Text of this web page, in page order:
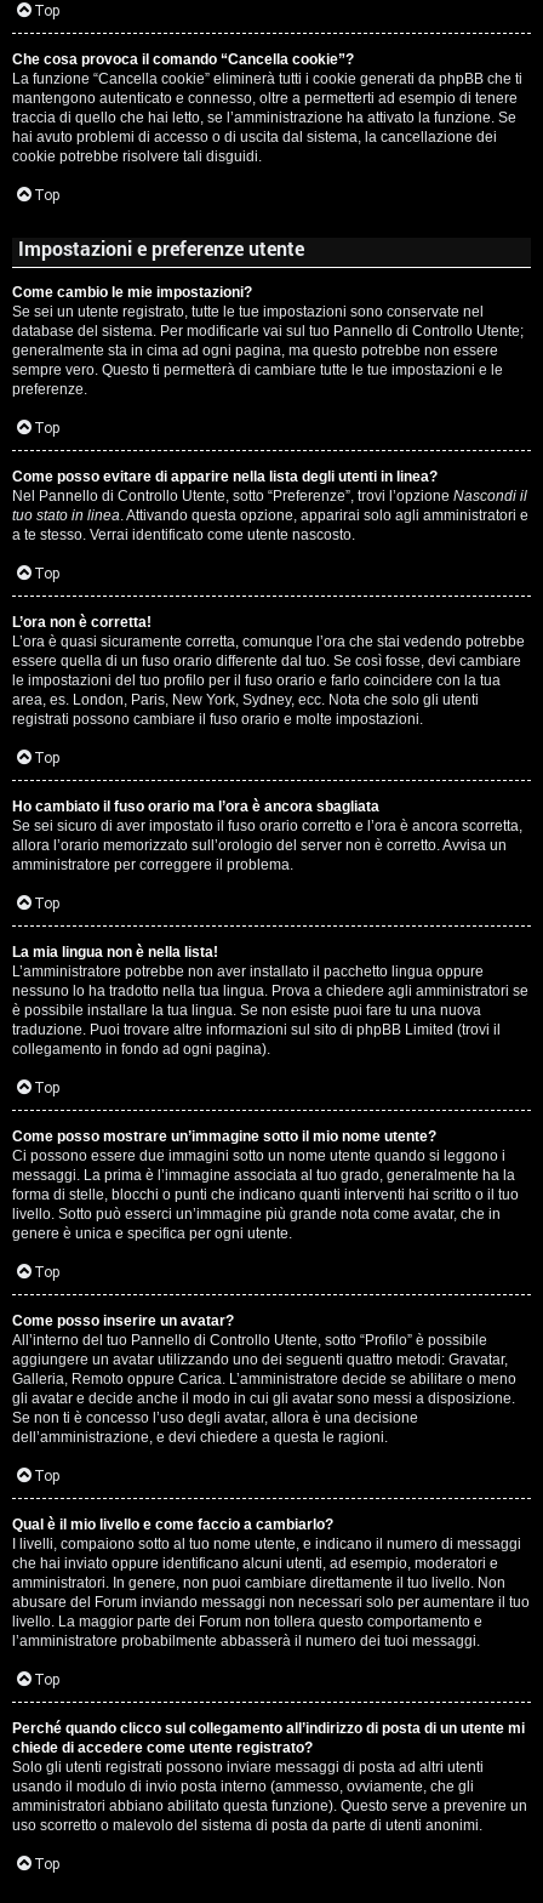
i
v
i
e
r
c
a
F
A
Q
Top
Che cosa provoca il comando “Cancella cookie”?
La funzione “Cancella cookie” eliminerà tutti i cookie generati da phpBB che ti
mantengono autenticato e connesso, oltre a permetterti ad esempio di tenere
traccia di quello che hai letto, se l’amministrazione ha attivato la funzione. Se
hai avuto problemi di accesso o di uscita dal sistema, la cancellazione dei
cookie potrebbe risolvere tali disguidi.
Top
Impostazioni e preferenze utente
Come cambio le mie impostazioni?
Se sei un utente registrato, tutte le tue impostazioni sono conservate nel
database del sistema. Per modificarle vai sul tuo Pannello di Controllo Utente;
generalmente sta in cima ad ogni pagina, ma questo potrebbe non essere
sempre vero. Questo ti permetterà di cambiare tutte le tue impostazioni e le
preferenze.
Top
Come posso evitare di apparire nella lista degli utenti in linea?
Nel Pannello di Controllo Utente, sotto “Preferenze”, trovi l’opzione Nascondi il
tuo stato in linea. Attivando questa opzione, apparirai solo agli amministratori e
a te stesso. Verrai identificato come utente nascosto.
Top
L’ora non è corretta!
L’ora è quasi sicuramente corretta, comunque l’ora che stai vedendo potrebbe
essere quella di un fuso orario differente dal tuo. Se così fosse, devi cambiare
le impostazioni del tuo profilo per il fuso orario e farlo coincidere con la tua
area, es. London, Paris, New York, Sydney, ecc. Nota che solo gli utenti
registrati possono cambiare il fuso orario e molte impostazioni.
Top
Ho cambiato il fuso orario ma l’ora è ancora sbagliata
Se sei sicuro di aver impostato il fuso orario corretto e l’ora è ancora scorretta,
allora l’orario memorizzato sull’orologio del server non è corretto. Avvisa un
amministratore per correggere il problema.
Top
La mia lingua non è nella lista!
L’amministratore potrebbe non aver installato il pacchetto lingua oppure
nessuno lo ha tradotto nella tua lingua. Prova a chiedere agli amministratori se
è possibile installare la tua lingua. Se non esiste puoi fare tu una nuova
traduzione. Puoi trovare altre informazioni sul sito di phpBB Limited (trovi il
collegamento in fondo ad ogni pagina).
Top
Come posso mostrare un’immagine sotto il mio nome utente?
Ci possono essere due immagini sotto un nome utente quando si leggono i
messaggi. La prima è l’immagine associata al tuo grado, generalmente ha la
forma di stelle, blocchi o punti che indicano quanti interventi hai scritto o il tuo
livello. Sotto può esserci un’immagine più grande nota come avatar, che in
genere è unica e specifica per ogni utente.
Top
Come posso inserire un avatar?
All’interno del tuo Pannello di Controllo Utente, sotto “Profilo” è possibile
aggiungere un avatar utilizzando uno dei seguenti quattro metodi: Gravatar,
Galleria, Remoto oppure Carica. L’amministratore decide se abilitare o meno
gli avatar e decide anche il modo in cui gli avatar sono messi a disposizione.
Se non ti è concesso l’uso degli avatar, allora è una decisione
dell’amministrazione, e devi chiedere a questa le ragioni.
Top
Qual è il mio livello e come faccio a cambiarlo?
I livelli, compaiono sotto al tuo nome utente, e indicano il numero di messaggi
che hai inviato oppure identificano alcuni utenti, ad esempio, moderatori e
amministratori. In genere, non puoi cambiare direttamente il tuo livello. Non
abusare del Forum inviando messaggi non necessari solo per aumentare il tuo
livello. La maggior parte dei Forum non tollera questo comportamento e
l’amministratore probabilmente abbasserà il numero dei tuoi messaggi.
Top
Perché quando clicco sul collegamento all’indirizzo di posta di un utente mi
chiede di accedere come utente registrato?
Solo gli utenti registrati possono inviare messaggi di posta ad altri utenti
usando il modulo di invio posta interno (ammesso, ovviamente, che gli
amministratori abbiano abilitato questa funzione). Questo serve a prevenire un
uso scorretto o malevolo del sistema di posta da parte di utenti anonimi.
Top
c
a
:
C
D
V
i
n
i
l
i
/
D
i
g
i
t
a
l
S
t
o
r
e
:
G
i
g
i
D
’
A
g
o
s
t
i
n
o
P
l
a
n
e
t